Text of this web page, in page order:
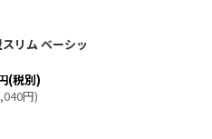
リム ベーシッ
(税別)
円)